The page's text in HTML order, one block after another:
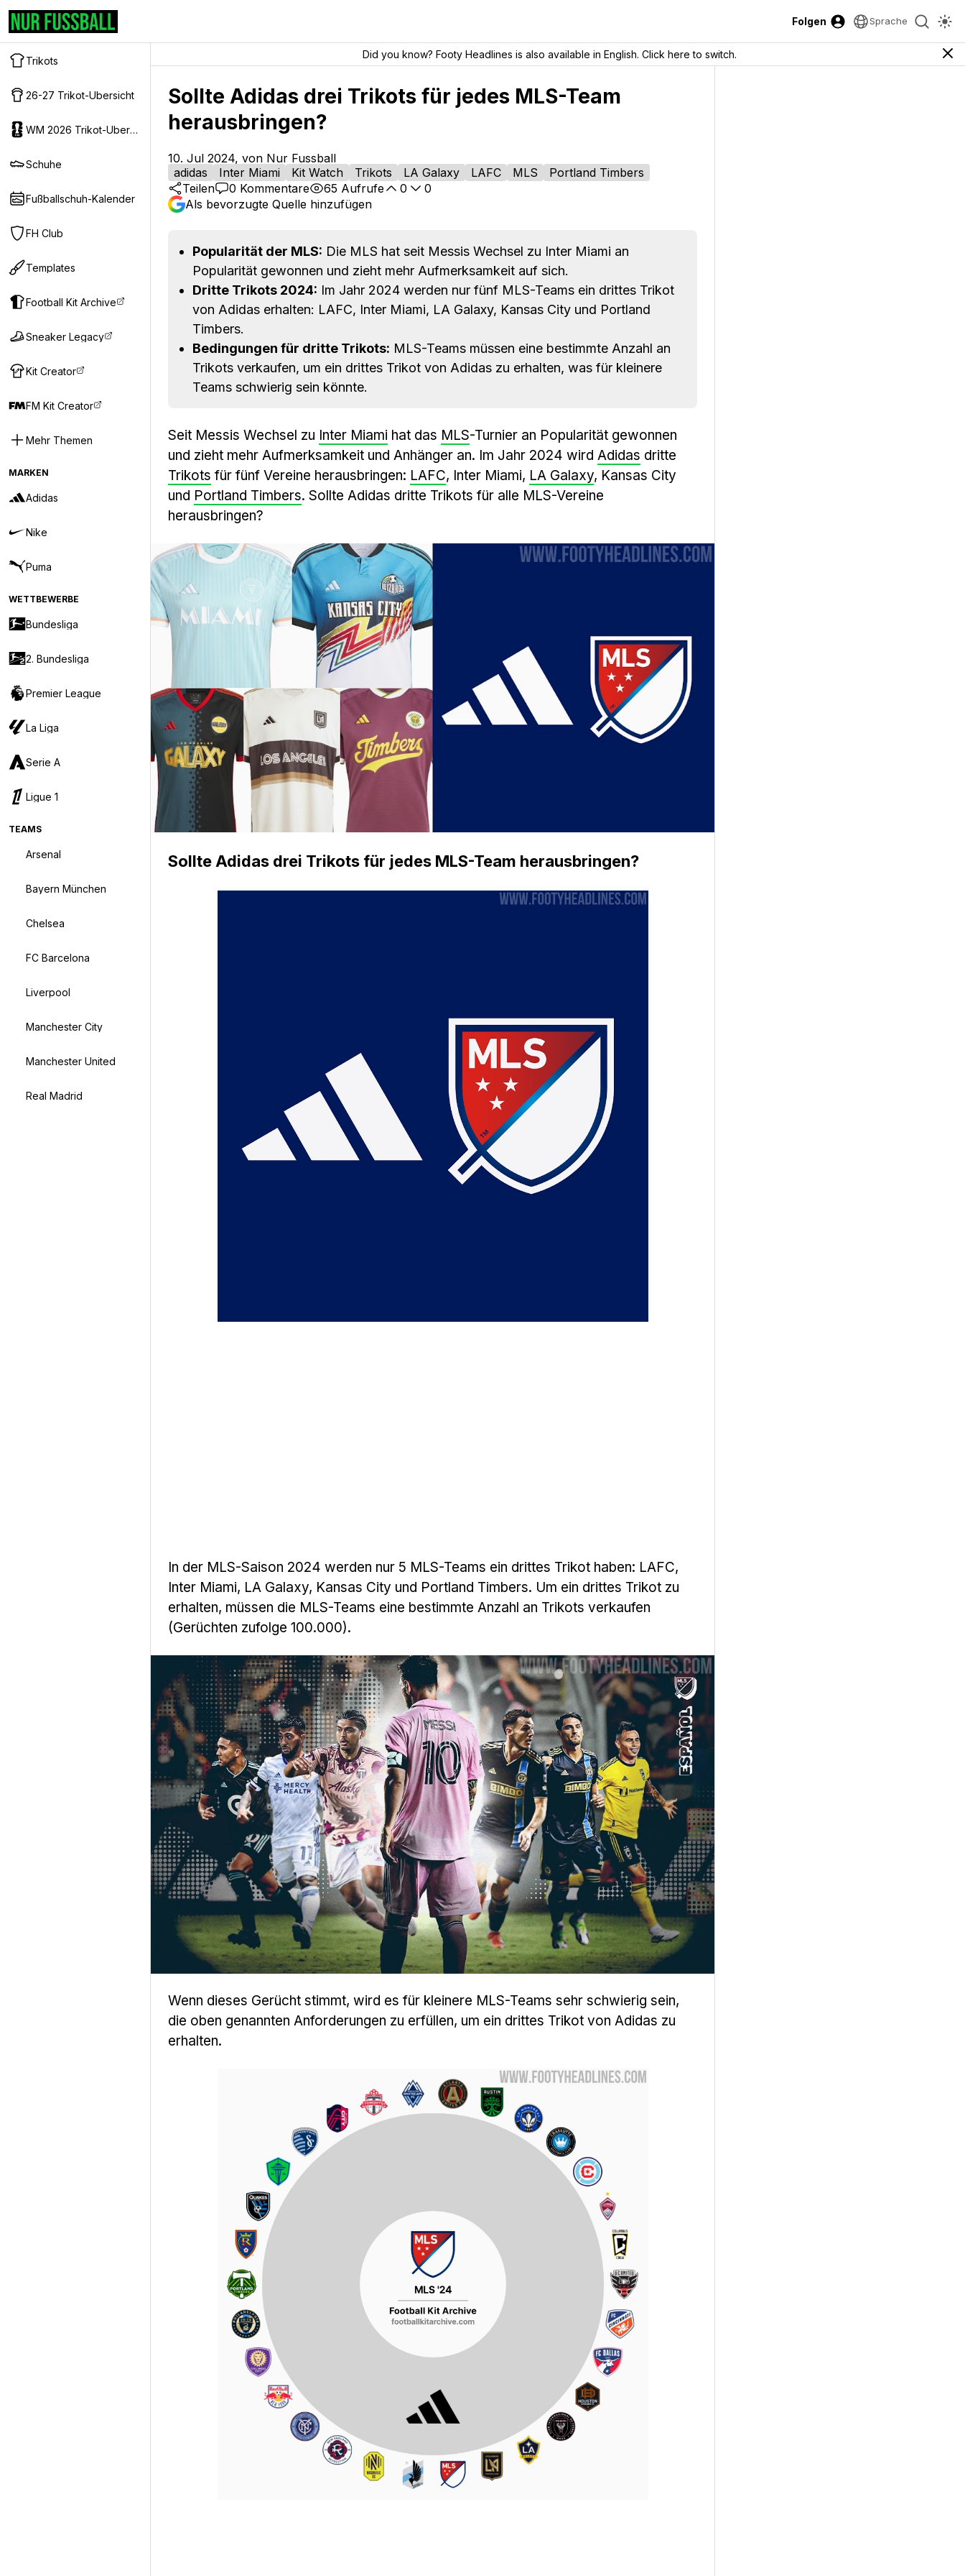
Folgen Sprache
Trikots
26-27 Trikot-Ubersicht
WM 2026 Trikot-Ubersicht
Schuhe
Fußballschuh-Kalender
FH Club
Templates
Football Kit Archive
Sneaker Legacy
Kit Creator
FM Kit Creator
Mehr Themen
MARKEN
Adidas
Nike
Puma
WETTBEWERBE
Bundesliga
2. Bundesliga
Premier League
La Liga
Serie A
Ligue 1
TEAMS
Arsenal
Bayern München
Chelsea
FC Barcelona
Liverpool
Manchester City
Manchester United
Real Madrid
Did you know? Footy Headlines is also available in English. Click here to switch.
Sollte Adidas drei Trikots für jedes MLS-Team
herausbringen?
10. Jul 2024, von Nur Fussball
adidas
Inter Miami Kit Watch Trikots LA Galaxy LAFC MLS
Portland Timbers
Teilen
0 Kommentare 65 Aufrufe 0
0
Als bevorzugte Quelle hinzufügen
Popularität der MLS: Die MLS hat seit Messis Wechsel zu Inter Miami an
Popularität gewonnen und zieht mehr Aufmerksamkeit auf sich.
Dritte Trikots 2024: Im Jahr 2024 werden nur fünf MLS-Teams ein drittes Trikot
von Adidas erhalten: LAFC, Inter Miami, LA Galaxy, Kansas City und Portland
Timbers.
Bedingungen für dritte Trikots: MLS-Teams müssen eine bestimmte Anzahl an
Trikots verkaufen, um ein drittes Trikot von Adidas zu erhalten, was für kleinere
Teams schwierig sein könnte.
Seit Messis Wechsel zu Inter Miami hat das MLS-Turnier an Popularität gewonnen
und zieht mehr Aufmerksamkeit und Anhänger an. Im Jahr 2024 wird Adidas dritte
Trikots für fünf Vereine herausbringen: LAFC, Inter Miami, LA Galaxy, Kansas City
und Portland Timbers. Sollte Adidas dritte Trikots für alle MLS-Vereine
herausbringen?
Sollte Adidas drei Trikots für jedes MLS-Team herausbringen?
In der MLS-Saison 2024 werden nur 5 MLS-Teams ein drittes Trikot haben: LAFC,
Inter Miami, LA Galaxy, Kansas City und Portland Timbers. Um ein drittes Trikot zu
erhalten, müssen die MLS-Teams eine bestimmte Anzahl an Trikots verkaufen
(Gerüchten zufolge 100.000).
Wenn dieses Gerücht stimmt, wird es für kleinere MLS-Teams sehr schwierig sein,
die oben genannten Anforderungen zu erfüllen, um ein drittes Trikot von Adidas zu
erhalten.